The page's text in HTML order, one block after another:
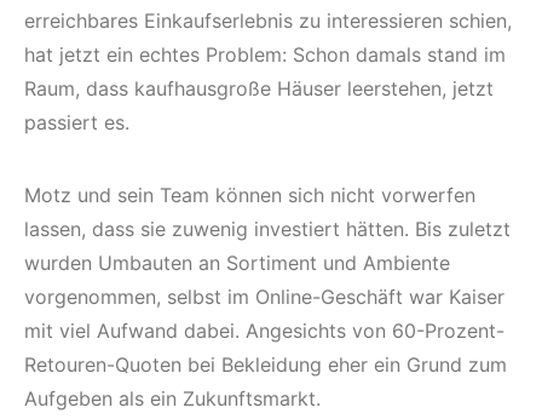
erreichbares Einkaufserlebnis zu interessieren schien,
hat jetzt ein echtes Problem: Schon damals stand im
Raum, dass kaufhausgroße Häuser leerstehen, jetzt
passiert es.
Motz und sein Team können sich nicht vorwerfen
lassen, dass sie zuwenig investiert hätten. Bis zuletzt
wurden Umbauten an Sortiment und Ambiente
vorgenommen, selbst im Online-Geschäft war Kaiser
mit viel Aufwand dabei. Angesichts von 60-Prozent-
Retouren-Quoten bei Bekleidung eher ein Grund zum
Aufgeben als ein Zukunftsmarkt.